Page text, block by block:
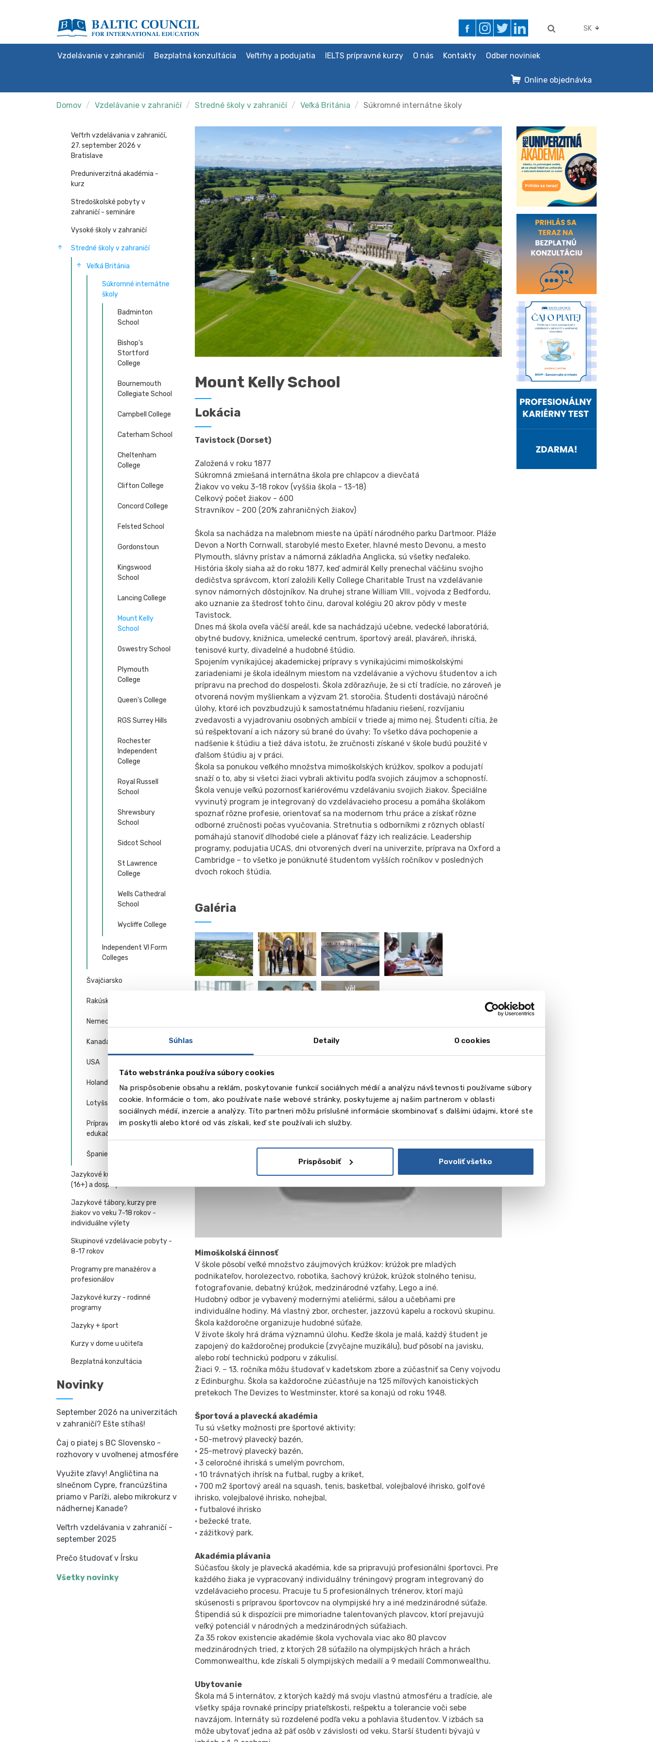
Súhlas Detaily O cookies
Táto webstránka používa súbory cookies
Na prispôsobenie obsahu a reklám, poskytovanie funkcií sociálnych médií a analýzu návštevnosti používame súbory
cookie. Informácie o tom, ako používate naše webové stránky, poskytujeme aj našim partnerom v oblasti
sociálnych médií, inzercie a analýzy. Títo partneri môžu príslušné informácie skombinovať s ďalšími údajmi, ktoré ste
im poskytli alebo ktoré od vás získali, keď ste používali ich služby.
Prispôsobiť Povoliť všetko
SK
Vzdelávanie v zahraničí Bezplatná konzultácia Veľtrhy a podujatia IELTS prípravné kurzy O nás Kontakty Odber noviniek
Online objednávka
Domov Vzdelávanie v zahraničí Stredné školy v zahraničí Veľká Británia Súkromné internátne školy
Veľtrh vzdelávania v zahraničí,
27. september 2026 v
Bratislave
Preduniverzitná akadémia -
kurz
Stredoškolské pobyty v
zahraničí - semináre
Vysoké školy v zahraničí
Stredné školy v zahraničí
Veľká Británia
Súkromné internátne
školy
Badminton
School
Bishop's
Stortford
College
Bournemouth
Collegiate School
Campbell College
Caterham School
Cheltenham
College
Clifton College
Concord College
Felsted School
Gordonstoun
Kingswood
School
Lancing College
Mount Kelly
School
Oswestry School
Plymouth
College
Queen's College
RGS Surrey Hills
Rochester
Independent
College
Royal Russell
School
Shrewsbury
School
Sidcot School
St Lawrence
College
Wells Cathedral
School
Wycliffe College
Independent VI Form
Colleges
Švajčiarsko
Rakúsko
Nemecko
Kanada
USA
Holandsko
Lotyšsko
Prípravné medzinárodné
edukačné centrá (Anglicko)
Španielsko
Jazykové kurzy pre mladých
(16+) a dospelých
Jazykové tábory, kurzy pre
žiakov vo veku 7-18 rokov -
individuálne výlety
Skupinové vzdelávacie pobyty -
8-17 rokov
Programy pre manažérov a
profesionálov
Jazykové kurzy - rodinné
programy
Jazyky + šport
Kurzy v dome u učiteľa
Bezplatná konzultácia
Novinky
September 2026 na univerzitách
v zahraničí? Ešte stíhaš!
Čaj o piatej s BC Slovensko -
rozhovory v uvoľnenej atmosfére
Využite zľavy! Angličtina na
slnečnom Cypre, francúzština
priamo v Paríži, alebo mikrokurz v
nádhernej Kanade?
Veľtrh vzdelávania v zahraničí -
september 2025
Prečo študovať v Írsku
Všetky novinky
Mount Kelly School
Lokácia
Tavistock (Dorset)
Založená v roku 1877
Súkromná zmiešaná internátna škola pre chlapcov a dievčatá
Žiakov vo veku 3-18 rokov (vyššia škola - 13-18)
Celkový počet žiakov - 600
Stravníkov - 200 (20% zahraničných žiakov)
Škola sa nachádza na malebnom mieste na úpätí národného parku Dartmoor. Pláže
Devon a North Cornwall, starobylé mesto Exeter, hlavné mesto Devonu, a mesto
Plymouth, slávny prístav a námorná základňa Anglicka, sú všetky neďaleko.
História školy siaha až do roku 1877, keď admirál Kelly prenechal väčšinu svojho
dedičstva správcom, ktorí založili Kelly College Charitable Trust na vzdelávanie
synov námorných dôstojníkov. Na druhej strane William VIII., vojvoda z Bedfordu,
ako uznanie za štedrosť tohto činu, daroval kolégiu 20 akrov pôdy v meste
Tavistock.
Dnes má škola oveľa väčší areál, kde sa nachádzajú učebne, vedecké laboratóriá,
obytné budovy, knižnica, umelecké centrum, športový areál, plaváreň, ihriská,
tenisové kurty, divadelné a hudobné štúdio.
Spojením vynikajúcej akademickej prípravy s vynikajúcimi mimoškolskými
zariadeniami je škola ideálnym miestom na vzdelávanie a výchovu študentov a ich
prípravu na prechod do dospelosti. Škola zdôrazňuje, že si ctí tradície, no zároveň je
otvorená novým myšlienkam a výzvam 21. storočia. Študenti dostávajú náročné
úlohy, ktoré ich povzbudzujú k samostatnému hľadaniu riešení, rozvíjaniu
zvedavosti a vyjadrovaniu osobných ambícií v triede aj mimo nej. Študenti cítia, že
sú rešpektovaní a ich názory sú brané do úvahy; To všetko dáva pochopenie a
nadšenie k štúdiu a tiež dáva istotu, že zručnosti získané v škole budú použité v
ďalšom štúdiu aj v práci.
Škola sa ponukou veľkého množstva mimoškolských krúžkov, spolkov a podujatí
snaží o to, aby si všetci žiaci vybrali aktivitu podľa svojich záujmov a schopností.
Škola venuje veľkú pozornosť kariérovému vzdelávaniu svojich žiakov. Špeciálne
vyvinutý program je integrovaný do vzdelávacieho procesu a pomáha školákom
spoznať rôzne profesie, orientovať sa na modernom trhu práce a získať rôzne
odborné zručnosti počas vyučovania. Stretnutia s odborníkmi z rôznych oblastí
pomáhajú stanoviť dlhodobé ciele a plánovať fázy ich realizácie. Leadership
programy, podujatia UCAS, dni otvorených dverí na univerzite, príprava na Oxford a
Cambridge – to všetko je ponúknuté študentom vyšších ročníkov v posledných
dvoch rokoch štúdia.
Galéria
vēl
Mimoškolská činnosť
V škole pôsobí veľké množstvo záujmových krúžkov: krúžok pre mladých
podnikateľov, horolezectvo, robotika, šachový krúžok, krúžok stolného tenisu,
fotografovanie, debatný krúžok, medzinárodné vzťahy, Lego a iné.
Hudobný odbor je vybavený modernými ateliérmi, sálou a učebňami pre
individuálne hodiny. Má vlastný zbor, orchester, jazzovú kapelu a rockovú skupinu.
Škola každoročne organizuje hudobné súťaže.
V živote školy hrá dráma významnú úlohu. Keďže škola je malá, každý študent je
zapojený do každoročnej produkcie (zvyčajne muzikálu), buď pôsobí na javisku,
alebo robí technickú podporu v zákulisí.
Žiaci 9. – 13. ročníka môžu študovať v kadetskom zbore a zúčastniť sa Ceny vojvodu
z Edinburghu. Škola sa každoročne zúčastňuje na 125 míľových kanoistických
pretekoch The Devizes to Westminster, ktoré sa konajú od roku 1948.
Športová a plavecká akadémia
Tu sú všetky možnosti pre športové aktivity:
• 50-metrový plavecký bazén,
• 25-metrový plavecký bazén,
• 3 celoročné ihriská s umelým povrchom,
• 10 trávnatých ihrísk na futbal, rugby a kriket,
• 700 m2 športový areál na squash, tenis, basketbal, volejbalové ihrisko, golfové
ihrisko, volejbalové ihrisko, nohejbal,
• futbalové ihrisko
• bežecké trate,
• zážitkový park.
Akadémia plávania
Súčasťou školy je plavecká akadémia, kde sa pripravujú profesionálni športovci. Pre
každého žiaka je vypracovaný individuálny tréningový program integrovaný do
vzdelávacieho procesu. Pracuje tu 5 profesionálnych trénerov, ktorí majú
skúsenosti s prípravou športovcov na olympijské hry a iné medzinárodné súťaže.
Štipendiá sú k dispozícii pre mimoriadne talentovaných plavcov, ktorí prejavujú
veľký potenciál v národných a medzinárodných súťažiach.
Za 35 rokov existencie akadémie škola vychovala viac ako 80 plavcov
medzinárodných tried, z ktorých 28 súťažilo na olympijských hrách a hrách
Commonwealthu, kde získali 5 olympijských medailí a 9 medailí Commonwealthu.
Ubytovanie
Škola má 5 internátov, z ktorých každý má svoju vlastnú atmosféru a tradície, ale
všetky spája rovnaké princípy priateľskosti, rešpektu a tolerancie voči sebe
navzájom. Internáty sú rozdelené podľa veku a pohlavia študentov. V izbách sa
môže ubytovať jedna až päť osôb v závislosti od veku. Starší študenti bývajú v